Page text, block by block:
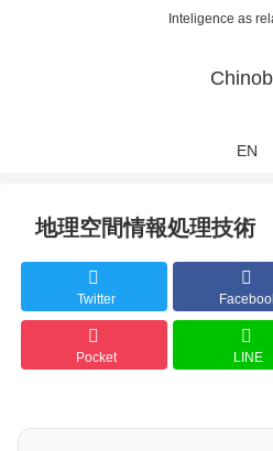
Inteligence as
EN
地理空間情報処理技術
Twitter
Pocket LINE